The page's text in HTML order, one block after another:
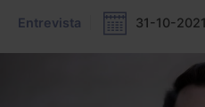
Entrevista 31-10-2021